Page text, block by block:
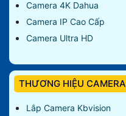
Camera 4K Dahua
Camera IP Cao Cấp
Camera Ultra HD
THƯƠNG HIỆU CAMERA
Lắp Camera Kbvision